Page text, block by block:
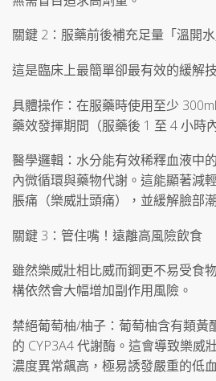
關鍵 2：服藥前後補充足量「溫開水
這是臨床上最簡單卻最有效的緩解
具體操作：在服藥時使用至少
藥效發揮期間（服藥後 1 至 4 小時
醫學邏輯：水分能有效稀釋血液中
內微循環與藥物代謝。這能顯著減
脹痛（樂威壯頭痛），並緩解臉部
關鍵 3：管住嘴！遠離高風險飲食
雖然樂威壯相比威而鋼更不易受食
構依然會大幅增加副作用風險。
禁絕葡萄柚/柚子：葡萄柚含有類黃
的 CYP3A4 代謝酶。這會導致樂威
濃度異常飆高，極易誘發嚴重的低